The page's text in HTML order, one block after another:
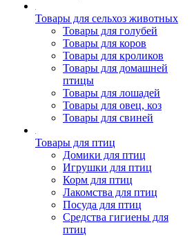
Товары для сельхоз животных
Товары для голубей
Товары для коров
Товары для кроликов
Товары для домашней
птицы
Товары для лошадей
Товары для овец, коз
Товары для свиней
Товары для птиц
Домики для птиц
Игрушки для птиц
Корм для птиц
Лакомства для птиц
Посуда для птиц
Средства гигиены для
птиц